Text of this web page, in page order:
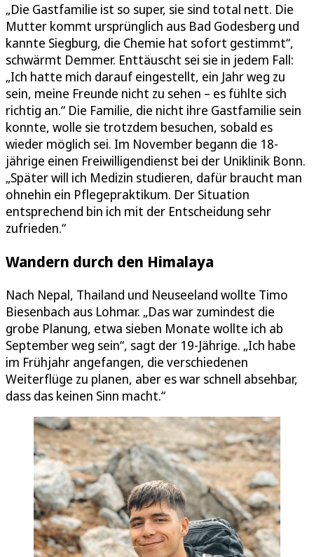
„Die Gastfamilie ist so super, sie sind total nett. Die
Mutter kommt ursprünglich aus Bad Godesberg und
kannte Siegburg, die Chemie hat sofort gestimmt“,
schwärmt Demmer. Enttäuscht sei sie in jedem Fall:
„Ich hatte mich darauf eingestellt, ein Jahr weg zu
sein, meine Freunde nicht zu sehen – es fühlte sich
richtig an.“ Die Familie, die nicht ihre Gastfamilie sein
konnte, wolle sie trotzdem besuchen, sobald es
wieder möglich sei. Im November begann die 18-
jährige einen Freiwilligendienst bei der Uniklinik Bonn.
„Später will ich Medizin studieren, dafür braucht man
ohnehin ein Pflegepraktikum. Der Situation
entsprechend bin ich mit der Entscheidung sehr
zufrieden.“
Wandern durch den Himalaya
Nach Nepal, Thailand und Neuseeland wollte Timo
Biesenbach aus Lohmar. „Das war zumindest die
grobe Planung, etwa sieben Monate wollte ich ab
September weg sein“, sagt der 19-Jährige. „Ich habe
im Frühjahr angefangen, die verschiedenen
Weiterflüge zu planen, aber es war schnell absehbar,
dass das keinen Sinn macht.“